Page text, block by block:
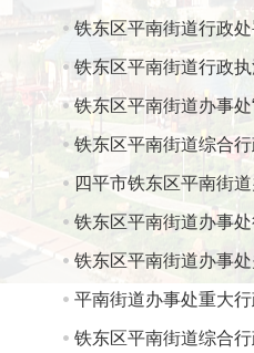
铁东区平南街道行政
铁东区平南街道行政
铁东区平南街道办事处
铁东区平南街道综合
四平市铁东区平南街
铁东区平南街道办事
铁东区平南街道办事
平南街道办事处重大
铁东区平南街道综合